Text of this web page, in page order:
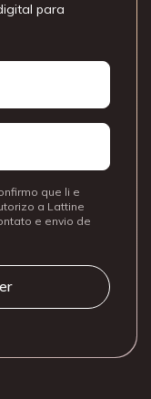
para
que li e
a Lattine
e envio de